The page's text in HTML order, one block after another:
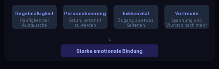
Regelmäßigkeit
Häufigkeit der
Austausche
Personalisierung
Gefühl, erkannt
zu werden
Exklusivität
Zugang zu etwas
Seltenen
Vorfreude
Spannung und
Wunsch nach mehr
↓
Starke emotionale Bindung